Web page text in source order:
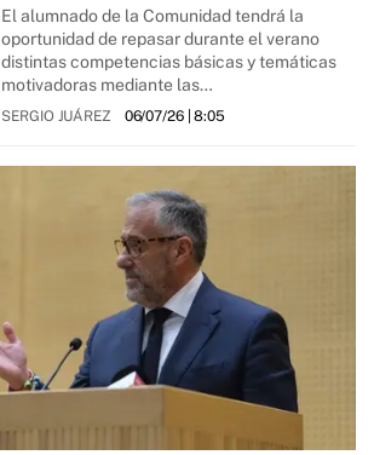
El alumnado de la Comunidad tendrá la
oportunidad de repasar durante el verano
distintas competencias básicas y temáticas
motivadoras mediante las…
SERGIO JUÁREZ 06/07/26| 8:05